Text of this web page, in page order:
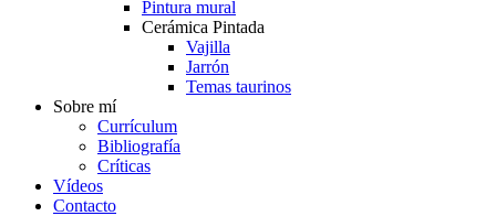
Pintura mural
Cerámica Pintada
Vajilla
Jarrón
Temas taurinos
Sobre mí
Currículum
Bibliografía
Críticas
Vídeos
Contacto